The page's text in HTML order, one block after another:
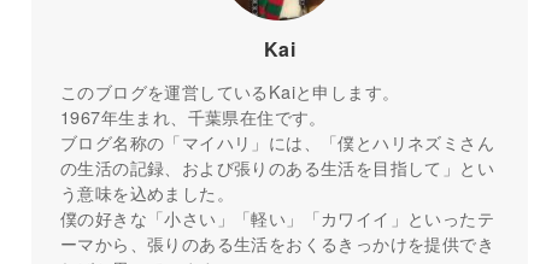
Kai
このブログを運営しているKaiと申します。
1967年生まれ、千葉県在住です。
ブログ名称の「マイハリ」には、「僕とハリネズミさん
の生活の記録、および張りのある生活を目指して」とい
う意味を込めました。
僕の好きな「小さい」「軽い」「カワイイ」といったテ
ーマから、張りのある生活をおくるきっかけを提供でき